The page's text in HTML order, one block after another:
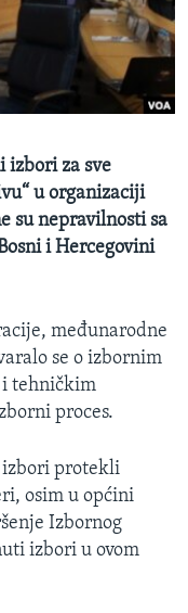
izbori za sve
u organizaciji
su nepravilnosti sa
i Hercegovini
međunarodne
se o izbornim
tehničkim
proces.
izbori protekli
osim u općini
Izbornog
izbori u ovom